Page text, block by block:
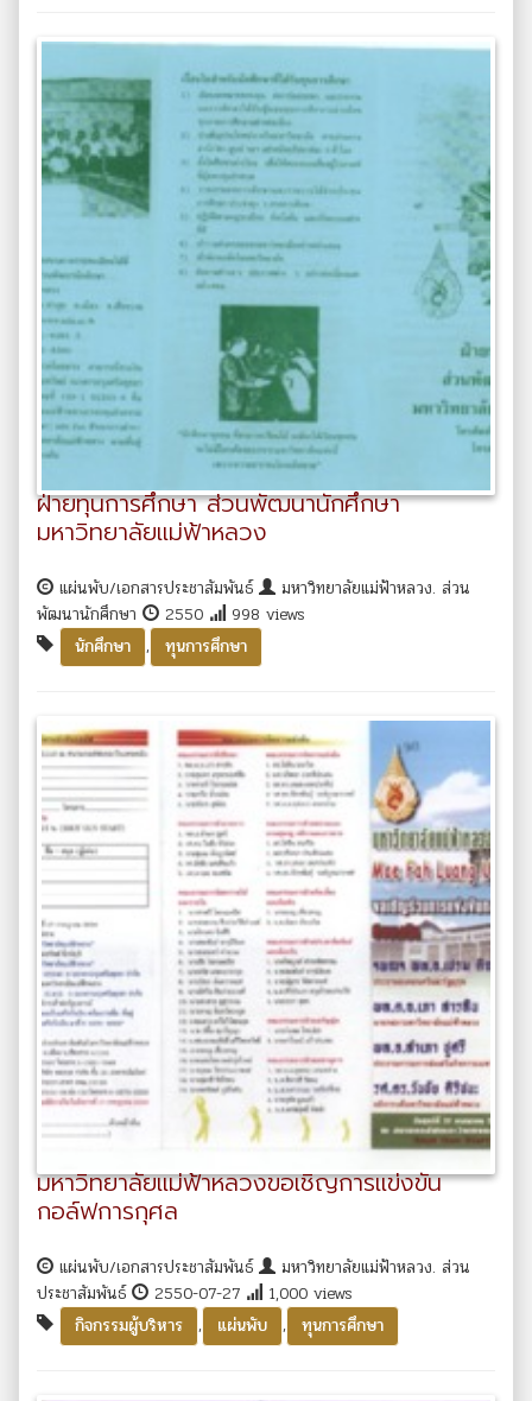
ฝ่ายทุนการศึกษา ส่วนพัฒนานักศึกษา
มหาวิทยาลัยแม่ฟ้าหลวง
แผ่นพับ/เอกสารประชาสัมพันธ์
มหาวิทยาลัยแม่ฟ้าหลวง. ส่วน
พัฒนานักศึกษา
2550
998 views
นักศึกษา
, ทุนการศึกษา
มหาวิทยาลัยแม่ฟ้าหลวงขอเชิญการแข่งขัน
กอล์ฟการกุศล
แผ่นพับ/เอกสารประชาสัมพันธ์
มหาวิทยาลัยแม่ฟ้าหลวง. ส่วน
ประชาสัมพันธ์
2550-07-27
1,000 views
กิจกรรมผู้บริหาร
, แผ่นพับ , ทุนการศึกษา